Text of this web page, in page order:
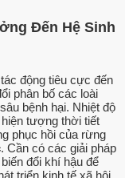
Đến Hệ Sinh
động tiêu cực đến
phân bố các loài
bệnh hại. Nhiệt độ
tượng thời tiết
phục hồi của rừng
. Cần có các giải pháp
đổi khí hậu để